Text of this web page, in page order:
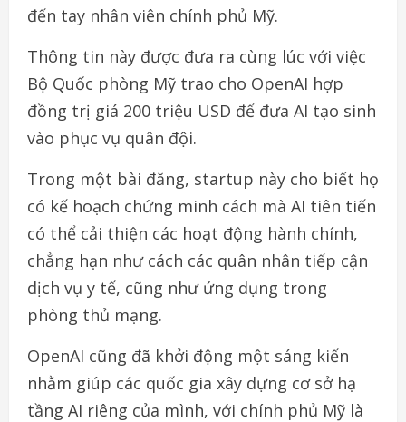
đến tay nhân viên chính phủ Mỹ.
Thông tin này được đưa ra cùng lúc với việc
Bộ Quốc phòng Mỹ trao cho OpenAI hợp
đồng trị giá 200 triệu USD để đưa AI tạo sinh
vào phục vụ quân đội.
Trong một bài đăng, startup này cho biết họ
có kế hoạch chứng minh cách mà AI tiên tiến
có thể cải thiện các hoạt động hành chính,
chẳng hạn như cách các quân nhân tiếp cận
dịch vụ y tế, cũng như ứng dụng trong
phòng thủ mạng.
OpenAI cũng đã khởi động một sáng kiến
nhằm giúp các quốc gia xây dựng cơ sở hạ
tầng AI riêng của mình, với chính phủ Mỹ là